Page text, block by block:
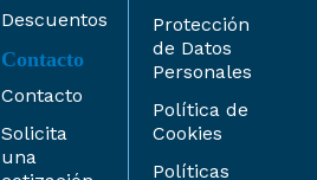
Descuentos
Contacto
Contacto
Solicita
una
Protección
de Datos
Personales
Política de
Cookies
Políticas